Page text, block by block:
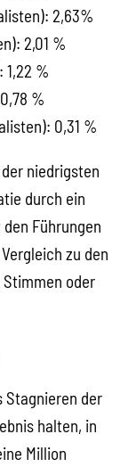
2,63%
2,01 %
%
%
0,31 %
niedrigsten
durch ein
Führungen
zu den
Stimmen oder
Stagnieren der
halten, in
Million